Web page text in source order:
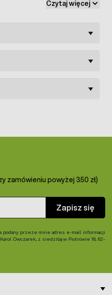
kołnierz izolatora, który
ma stalowy
Czytaj więcej
zamówieniu powyżej 350 zł)
Zapisz się
podany przeze mnie adres e-mail informacji
Owczarek, z siedzibą w Piotrowie 18, 62-